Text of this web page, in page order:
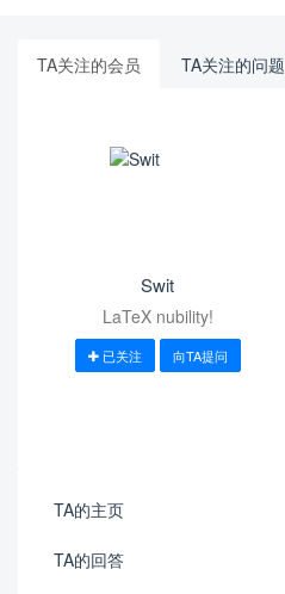
TA关注的会员 TA关注的问题
Swit
LaTeX nubility!
已关注 向TA提问
TA的主页
TA的回答